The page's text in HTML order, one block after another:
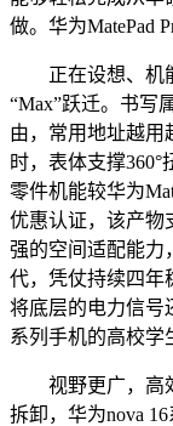
做。华为MatePad
正在设想、机能
“Max”跃迁。书写
由，常用地址越用
时，表体支撑360°
零件机能较华为
优惠认证，该产物
强的空间适配能力
代，凭仗持续四年
将底层的电力信号
系列手机的高校学
视野更广，高效
拆卸，华为nova